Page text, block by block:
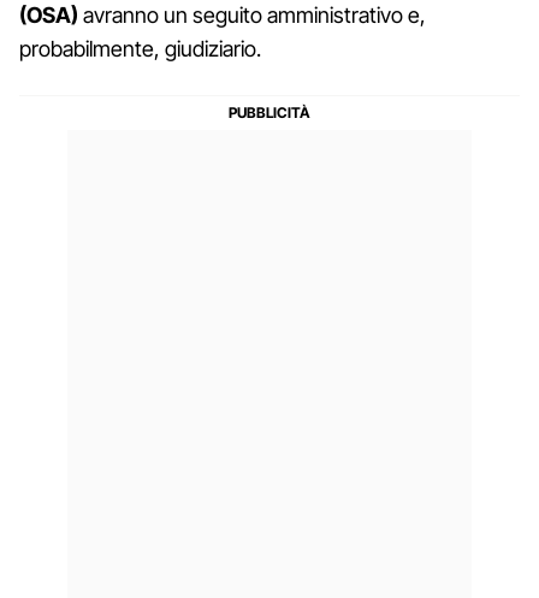
(OSA) avranno un seguito amministrativo e,
probabilmente, giudiziario.